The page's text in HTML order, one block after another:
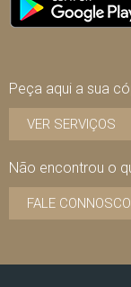
Peça aqui a sua
VER SERVIÇOS
Não encontrou o
FALE CONNOSCO